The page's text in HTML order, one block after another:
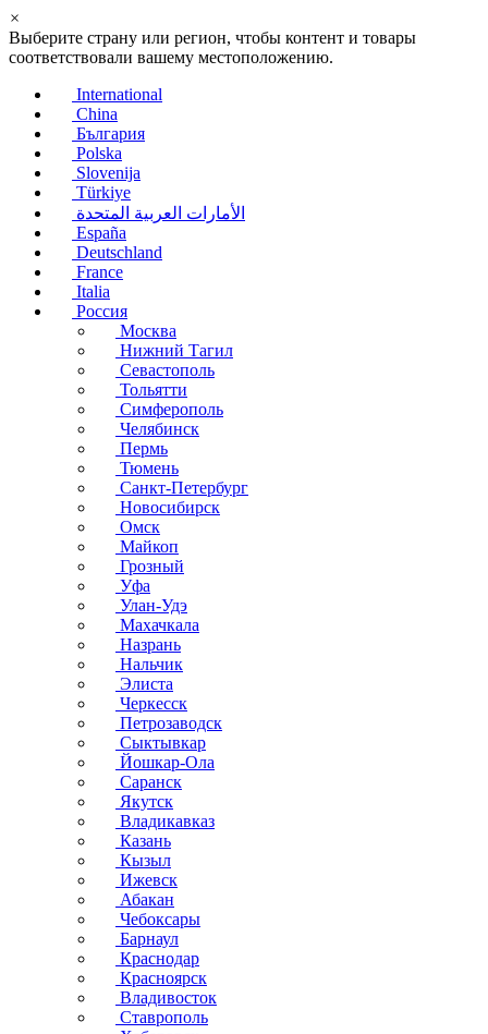
×
Выберите страну или регион, чтобы контент и товары
соответствовали вашему местоположению.
International
China
България
Polska
Slovenija
Türkiye
الأمارات العربية المتحدة
España
Deutschland
France
Italia
Россия
Москва
Нижний Тагил
Севастополь
Тольятти
Симферополь
Челябинск
Пермь
Тюмень
Санкт-Петербург
Новосибирск
Омск
Майкоп
Грозный
Уфа
Улан-Удэ
Махачкала
Назрань
Нальчик
Элиста
Черкесск
Петрозаводск
Сыктывкар
Йошкар-Ола
Саранск
Якутск
Владикавказ
Казань
Кызыл
Ижевск
Абакан
Чебоксары
Барнаул
Краснодар
Красноярск
Владивосток
Ставрополь